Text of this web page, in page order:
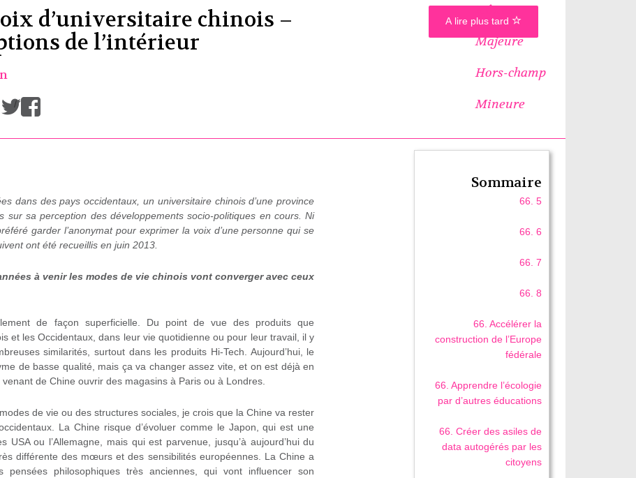
Icônes
Majeure
Hors-champ
Mineure
d’universitaire chinois –
de l’intérieur
/
dans des pays occidentaux, un universitaire chinois d’une province
sur sa perception des développements socio-politiques en cours. Ni
garder l’anonymat pour exprimer la voix d’une personne qui se
ont été recueillis en juin 2013.
à venir les modes de vie chinois vont converger avec ceux
de façon superficielle. Du point de vue des produits que
et les Occidentaux, dans leur vie quotidienne ou pour leur travail, il y
similarités, surtout dans les produits Hi-Tech. Aujourd’hui, le
de basse qualité, mais ça va changer assez vite, et on est déjà en
de Chine ouvrir des magasins à Paris ou à Londres.
de vie ou des structures sociales, je crois que la Chine va rester
La Chine risque d’évoluer comme le Japon, qui est une
USA ou l’Allemagne, mais qui est parvenue, jusqu’à aujourd’hui du
différente des mœurs et des sensibilités européennes. La Chine a
philosophiques très anciennes, qui vont influencer son
A lire plus tard
Sommaire
66. 5
66. 6
66. 7
66. 8
66. Accélérer la
construction de l’Europe
fédérale
66. Apprendre l’écologie
par d’autres éducations
66. Créer des asiles de
data autogérés par les
citoyens